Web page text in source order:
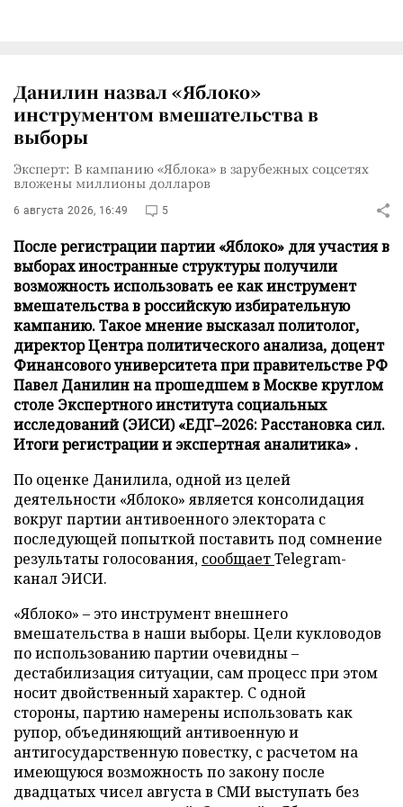
Данилин назвал «Яблоко»
инструментом вмешательства в
выборы
Эксперт: В кампанию «Яблока» в зарубежных соцсетях
вложены миллионы долларов
6 августа 2026, 16:49 5
После регистрации партии «Яблоко» для участия в
выборах иностранные структуры получили
возможность использовать ее как инструмент
вмешательства в российскую избирательную
кампанию. Такое мнение высказал политолог,
директор Центра политического анализа, доцент
Финансового университета при правительстве РФ
Павел Данилин на прошедшем в Москве круглом
столе Экспертного института социальных
исследований (ЭИСИ) «ЕДГ–2026: Расстановка сил.
Итоги регистрации и экспертная аналитика» .
По оценке Данилила, одной из целей
деятельности «Яблоко» является консолидация
вокруг партии антивоенного электората с
последующей попыткой поставить под сомнение
результаты голосования, сообщаетTelegram-
канал ЭИСИ.
«Яблоко» – это инструмент внешнего
вмешательства в наши выборы. Цели кукловодов
по использованию партии очевидны –
дестабилизация ситуации, сам процесс при этом
носит двойственный характер. С одной
стороны, партию намерены использовать как
рупор, объединяющий антивоенную и
антигосударственную повестку, с расчетом на
имеющуюся возможность по закону после
двадцатых чисел августа в СМИ выступать без